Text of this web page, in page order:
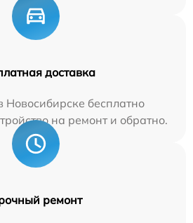
доставка
бесплатно
на ремонт и обратно.
ремонт